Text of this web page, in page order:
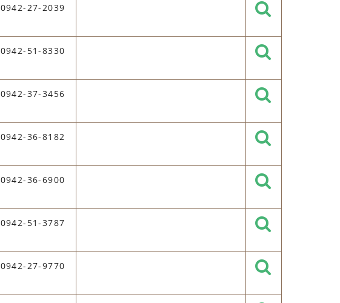
0942-27-2039
0942-51-8330
0942-37-3456
0942-36-8182
0942-36-6900
0942-51-3787
0942-27-9770